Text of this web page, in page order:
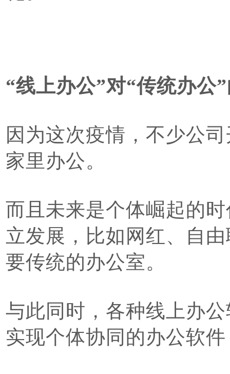
“线上办公”对“传统办公
因为这次疫情，不少公
家里办公。
而且未来是个体崛起的
立发展，比如网红、自
要传统的办公室。
与此同时，各种线上办
实现个体协同的办公软